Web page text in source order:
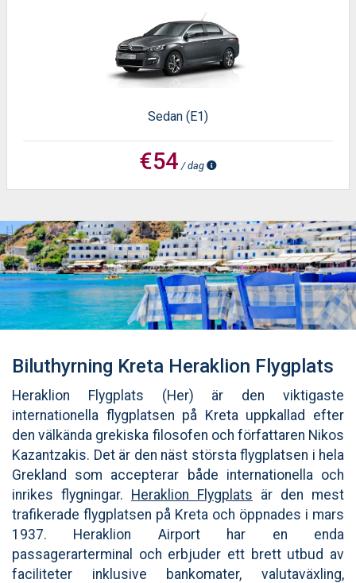
Sedan (E1)
€54 / dag
Biluthyrning Kreta Heraklion Flygplats
Heraklion Flygplats (Her) är den viktigaste
internationella flygplatsen på Kreta uppkallad efter
den välkända grekiska filosofen och författaren Nikos
Kazantzakis. Det är den näst största flygplatsen i hela
Grekland som accepterar både internationella och
inrikes flygningar. Heraklion Flygplats är den mest
trafikerade flygplatsen på Kreta och öppnades i mars
1937. Heraklion Airport har en enda
passagerarterminal och erbjuder ett brett utbud av
faciliteter inklusive bankomater, valutaväxling,